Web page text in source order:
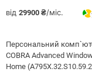
від 29900 ₴/міс.
Персональний
COBRA Advanced
Home